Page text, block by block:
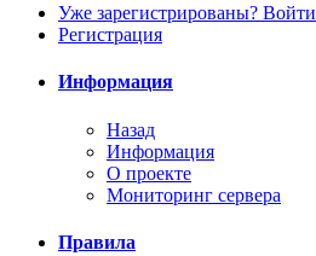
Уже зарегистрированы? Войти
Регистрация
Информация
Назад
Информация
О проекте
Мониторинг сервера
Правила